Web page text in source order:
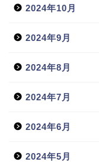
2024年10月
2024年9月
2024年8月
2024年7月
2024年6月
2024年5月